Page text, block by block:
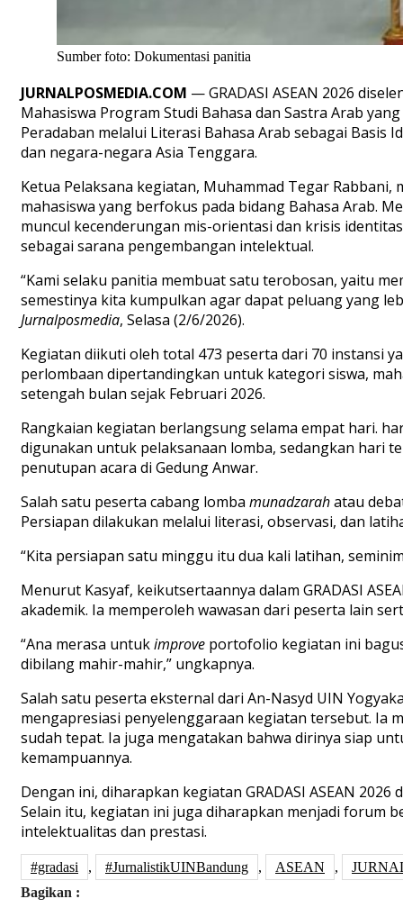
Sumber foto: Dokumentasi panitia
JURNALPOSMEDIA.COM — GRADASI ASEAN 2026
Mahasiswa Program Studi Bahasa dan Sastra Arab
Peradaban melalui Literasi Bahasa Arab sebagai
dan negara-negara Asia Tenggara.
Ketua Pelaksana kegiatan, Muhammad Tegar
mahasiswa yang berfokus pada bidang Bahasa Arab.
muncul kecenderungan mis-orientasi dan krisis
sebagai sarana pengembangan intelektual.
“Kami selaku panitia membuat satu terobosan, yaitu
semestinya kita kumpulkan agar dapat peluang yang
Jurnalposmedia, Selasa (2/6/2026).
Kegiatan diikuti oleh total 473 peserta dari 70 instansi
perlombaan dipertandingkan untuk kategori siswa,
setengah bulan sejak Februari 2026.
Rangkaian kegiatan berlangsung selama empat hari.
digunakan untuk pelaksanaan lomba, sedangkan hari
penutupan acara di Gedung Anwar.
Salah satu peserta cabang lomba munadzarahatau
Persiapan dilakukan melalui literasi, observasi, dan
“Kita persiapan satu minggu itu dua kali latihan,
Menurut Kasyaf, keikutsertaannya dalam GRADASI
akademik. Ia memperoleh wawasan dari peserta lain
“Ana merasa untukimprove portofolio kegiatan ini
dibilang mahir-mahir,” ungkapnya.
Salah satu peserta eksternal dari An-Nasyd UIN
mengapresiasi penyelenggaraan kegiatan tersebut. Ia
sudah tepat. Ia juga mengatakan bahwa dirinya siap
kemampuannya.
Dengan ini, diharapkan kegiatan GRADASI ASEAN
Selain itu, kegiatan ini juga diharapkan menjadi forum
intelektualitas dan prestasi.
#gradasi , #JurnalistikUINBandung , ASEAN ,
Bagikan :